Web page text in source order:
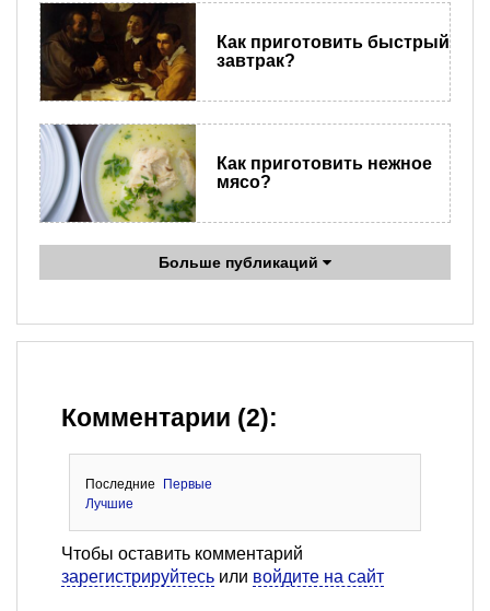
Как приготовить быстрый
завтрак?
Как приготовить нежное
мясо?
Больше публикаций
Комментарии (2):
Последние
Первые
Лучшие
Чтобы оставить комментарий
зарегистрируйтесь или войдите на сайт